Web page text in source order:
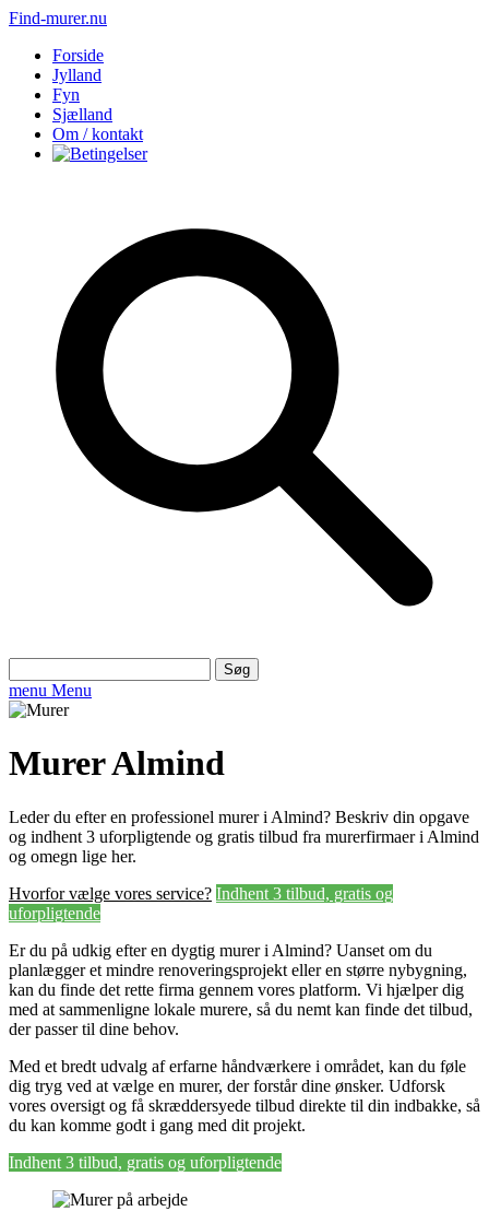
Find-murer.nu
Forside
Jylland
Fyn
Sjælland
Om / kontakt
efter:
menu Menu
Murer Almind
Leder du efter en professionel murer i Almind? Beskriv din opgave
og indhent 3 uforpligtende og gratis tilbud fra murerfirmaer i Almind
og omegn lige her.
Hvorfor vælge vores service? Indhent 3 tilbud, gratis og
uforpligtende
Er du på udkig efter en dygtig murer i Almind? Uanset om du
planlægger et mindre renoveringsprojekt eller en større nybygning,
kan du finde det rette firma gennem vores platform. Vi hjælper dig
med at sammenligne lokale murere, så du nemt kan finde det tilbud,
der passer til dine behov.
Med et bredt udvalg af erfarne håndværkere i området, kan du føle
dig tryg ved at vælge en murer, der forstår dine ønsker. Udforsk
vores oversigt og få skræddersyede tilbud direkte til din indbakke, så
du kan komme godt i gang med dit projekt.
Indhent 3 tilbud, gratis og uforpligtende